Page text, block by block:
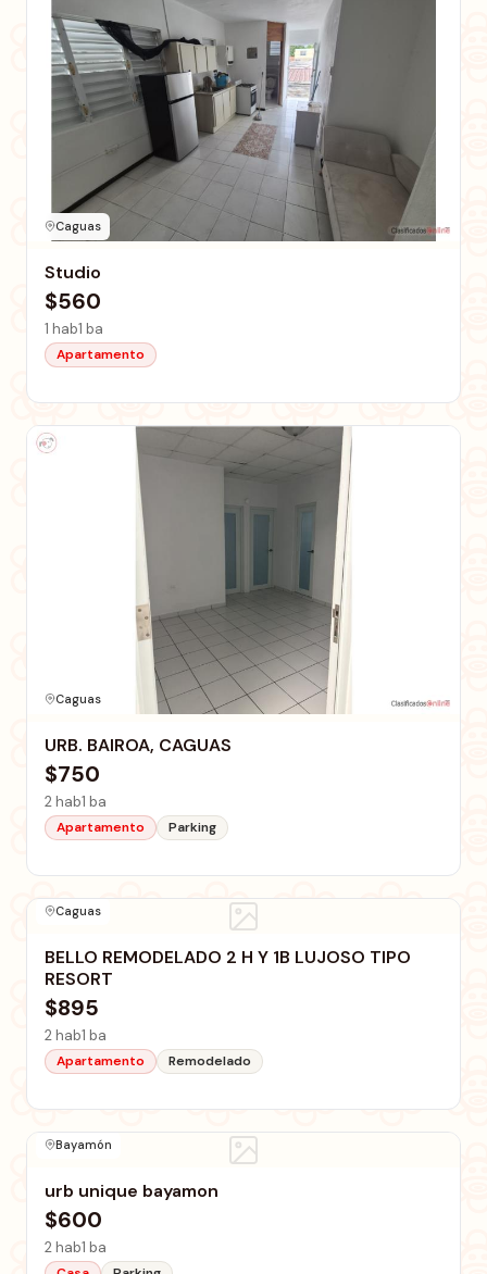
Caguas
Studio
$560
1 hab1 ba
Apartamento
Caguas
URB. BAIROA, CAGUAS
$750
2 hab1 ba
Apartamento Parking
Caguas
BELLO REMODELADO 2 H Y 1B LUJOSO TIPO
RESORT
$895
2 hab1 ba
Apartamento Remodelado
Bayamón
urb unique bayamon
$600
2 hab1 ba